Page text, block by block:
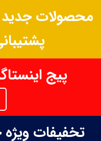
محصولات
پیج
تخفیفات